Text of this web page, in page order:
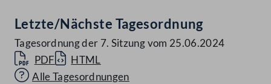
Letzte/Nächste Tagesordnung
Tagesordnung der 7. Sitzung vom 25.06.2024
PDF
HTML
Alle Tagesordnungen